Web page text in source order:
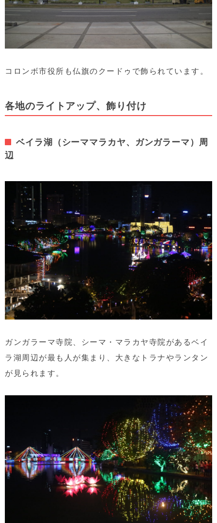
コロンボ市役所も仏旗のクードゥで飾られています。
各地のライトアップ、飾り付け
ベイラ湖（シーママラカヤ、ガンガラーマ）周
辺
ガンガラーマ寺院、シーマ・マラカヤ寺院があるベイ
ラ湖周辺が最も人が集まり、大きなトラナやランタン
が見られます。